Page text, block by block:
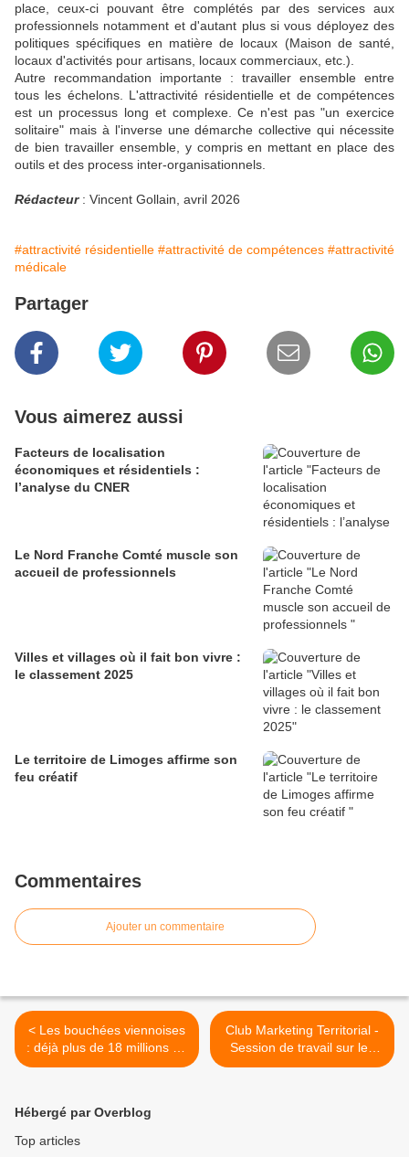
place, ceux-ci pouvant être complétés par des services aux
professionnels notamment et d'autant plus si vous déployez des
politiques spécifiques en matière de locaux (Maison de santé,
locaux d'activités pour artisans, locaux commerciaux, etc.).
Autre recommandation importante : travailler ensemble entre
tous les échelons. L'attractivité résidentielle et de compétences
est un processus long et complexe. Ce n'est pas "un exercice
solitaire" mais à l'inverse une démarche collective qui nécessite
de bien travailler ensemble, y compris en mettant en place des
outils et des process inter-organisationnels.
Rédacteur : Vincent Gollain, avril 2026
#attractivité résidentielle #attractivité de compétences #attractivité
médicale
Partager
Vous aimerez aussi
Facteurs de localisation
économiques et résidentiels :
l’analyse du CNER
Le Nord Franche Comté muscle son
accueil de professionnels
Villes et villages où il fait bon vivre :
le classement 2025
Le territoire de Limoges affirme son
feu créatif
Commentaires
Ajouter un commentaire
< Les bouchées viennoises
: déjà plus de 18 millions de
vues !
Club Marketing Territorial -
Session de travail sur les
marques territoriales «
Hébergé par Overblog
Top articles